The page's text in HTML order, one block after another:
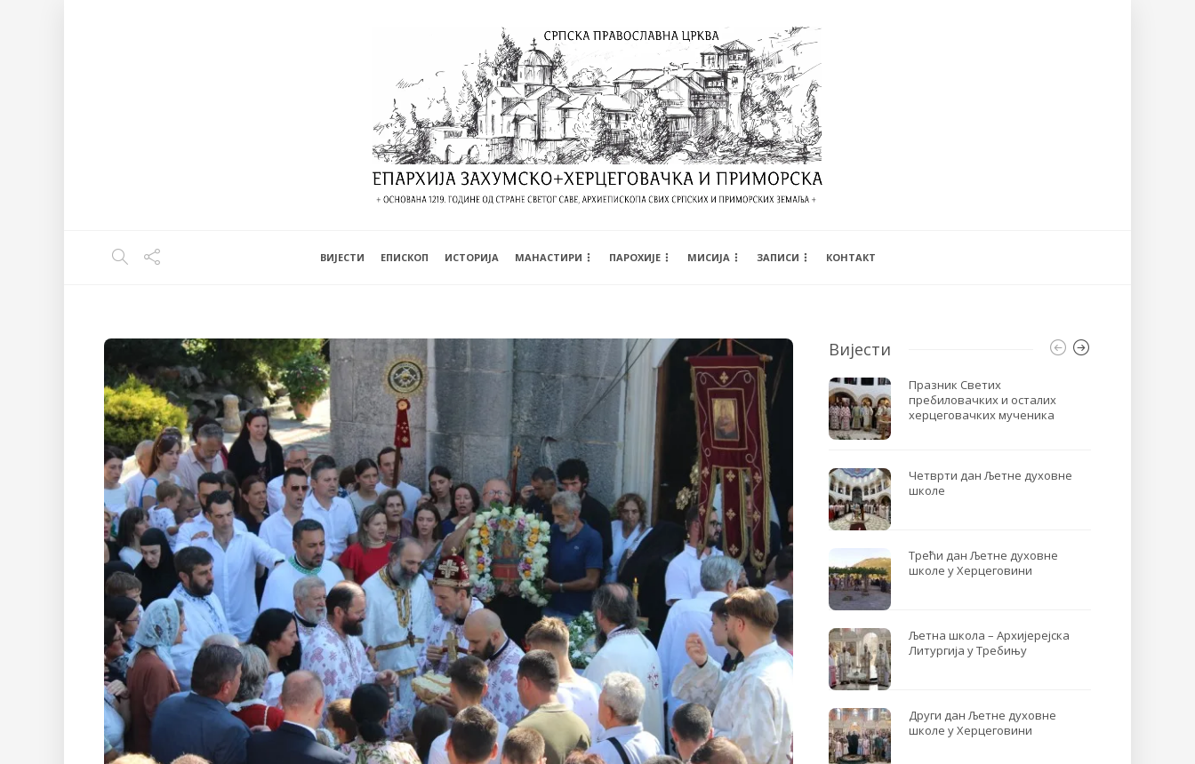
ВИЈЕСТИ EПИСКОП ИСТОРИЈА МАНАСТИРИ ПАРОХИЈЕ МИСИЈА ЗАПИСИ КОНТАКТ
Вијести
Празник Светих
пребиловачких и осталих
херцеговачких мученика
Четврти дан Љетне духовне
школе
Трећи дан Љетне духовне
школе у Херцеговини
Љетна школа – Архијерејска
Литургија у Требињу
Други дан Љетне духовне
школе у Херцеговини